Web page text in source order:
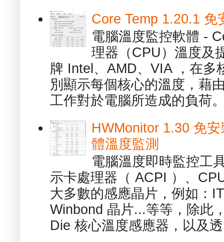
Core Temp 1.20.1 免
電腦溫度監控軟體 -
理器（CPU）溫度及
牌 Intel、AMD、VIA ，在多
別顯示每個核心的溫度，藉
工作對於電腦所造成的負荷
HWMonitor 1.30 免
體溫度監測
電腦溫度即時監控工
示卡處理器（ ACPI ）、
大多數的感應晶片，例如：
Winbond 晶片...等等，除此
Die 核心溫度感應器，以及